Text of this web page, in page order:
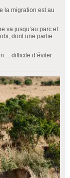
la migration est au
va jusqu’au parc et
dont une partie
difficile d’éviter